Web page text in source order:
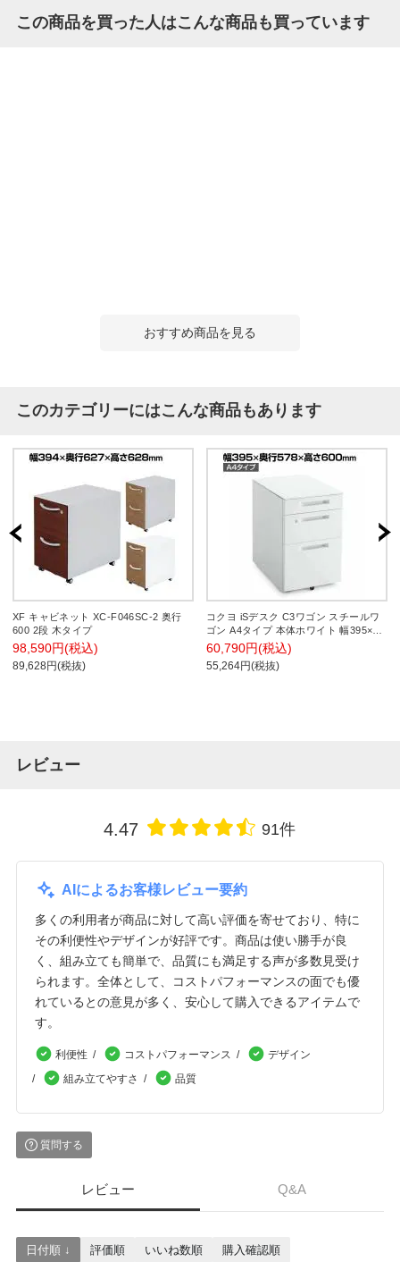
この商品を買った人はこんな商品も買っています
おすすめ商品を見る
このカテゴリーにはこんな商品もあります
XF キャビネット XC-F046SC-2 奥行
600 2段 木タイプ
98,590円(税込)
89,628円(税抜)
コクヨ iSデスク C3ワゴン スチールワ
ゴン A4タイプ 本体ホワイト 幅395×奥
行578×高さ600mm SD-
IS458C3SAWN3 サイドワゴン デスク
下ワゴン デスク下収納
60,790円(税込)
55,264円(税抜)
レビュー
4.47 91件
AIによるお客様レビュー要約
多くの利用者が商品に対して高い評価を寄せており、特に
その利便性やデザインが好評です。商品は使い勝手が良
く、組み立ても簡単で、品質にも満足する声が多数見受け
られます。全体として、コストパフォーマンスの面でも優
れているとの意見が多く、安心して購入できるアイテムで
す。
利便性 コストパフォーマンス
デザイン
組み立てやすさ
品質
質問する
レビュー Q&A
日付順 ↓ 評価順 いいね数順 購入確認順